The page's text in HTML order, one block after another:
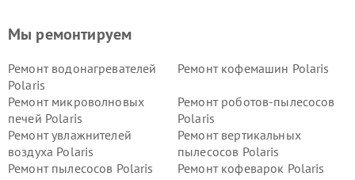
Мы ремонтируем
Ремонт водонагревателей
Polaris
Ремонт кофемашин Polaris
Ремонт микроволновых
печей Polaris
Ремонт роботов-пылесосов
Polaris
Ремонт увлажнителей
воздуха Polaris
Ремонт вертикальных
пылесосов Polaris
Ремонт пылесосов Polaris
Ремонт кофеварок Polaris